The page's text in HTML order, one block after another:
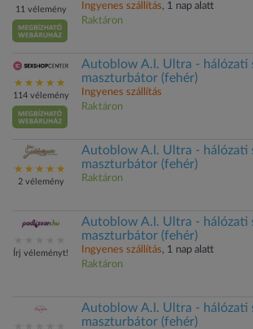
11 vélemény Ingyenes szállítás, 1 nap alatt
Raktáron
114 vélemény
Autoblow A.I. Ultra - hálózati
maszturbátor (fehér)
Ingyenes szállítás
Raktáron
2 vélemény
Autoblow A.I. Ultra - hálózati
maszturbátor (fehér)
Raktáron
Írj véleményt!
Autoblow A.I. Ultra - hálózati
maszturbátor (fehér)
Ingyenes szállítás, 1 nap alatt
Raktáron
Autoblow A.I. Ultra - hálózati
maszturbátor (fehér)